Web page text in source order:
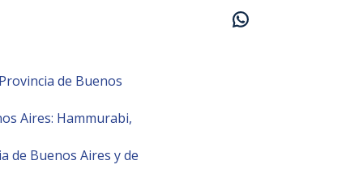
de Buenos
Aires: Hammurabi,
de Buenos Aires y de